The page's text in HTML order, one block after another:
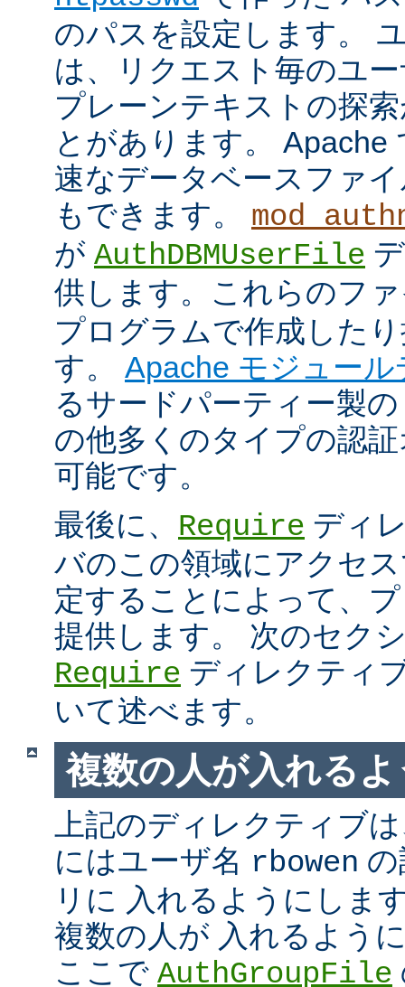
のパスを設定します。
は、リクエスト毎のユ
プレーンテキストの探
とがあります。 Apache
速なデータベースファ
もできます。
が AuthDBMUserFile
供します。これらのフ
プログラムで作成した
す。 Apache モジュー
るサードパーティー製
の他多くのタイプの認
可能です。
最後に、 Require ディ
バのこの領域にアクセ
定することによって、
提供します。 次のセク
Require ディレクティ
いて述べます。
複数の人が入れる
上記のディレクティブ
にはユーザ名 rbowen
リに 入れるようにしま
複数の人が 入れるよう
ここで AuthGroupFile